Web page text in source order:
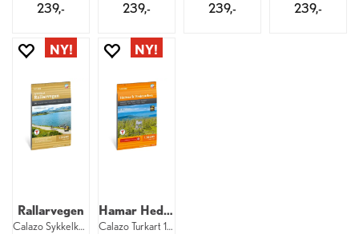
239,- 239,- 239,- 239,-
Rallarvegen
Calazo Sykkelkart 1:25 000
Hamar Hedmarken
Calazo Turkart 1:50 000